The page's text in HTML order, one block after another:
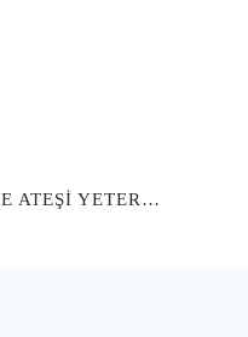
ATEŞİ YETER…